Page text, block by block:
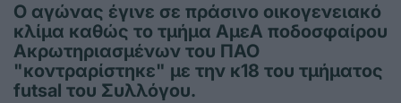
Ο αγώνας έγινε σε πράσινο οικογενειακό
κλίμα καθώς το τμήμα ΑμεΑ ποδοσφαίρου
Ακρωτηριασμένων του ΠΑΟ
"κοντραρίστηκε" με την κ18 του τμήματος
futsal του Συλλόγου.